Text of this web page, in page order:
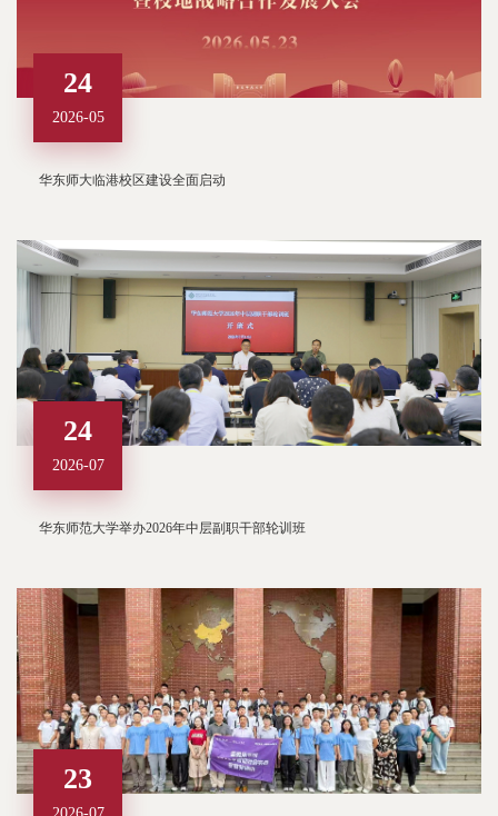
24
2026-05
华东师大临港校区建设全面启动
24
2026-07
华东师范大学举办2026年中层副职干部轮训班
23